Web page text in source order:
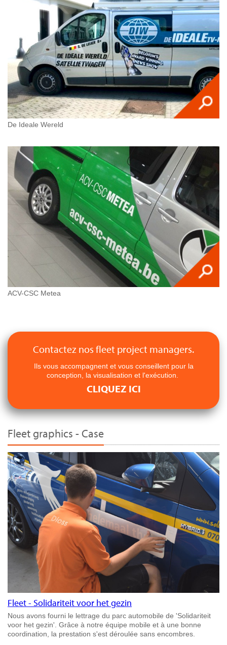
De Ideale Wereld
ACV-CSC Metea
Contactez nos fleet project managers.
Ils vous accompagnent et vous conseillent pour la
conception, la visualisation et l'exécution.
CLIQUEZ ICI
Fleet graphics - Case
Fleet - Solidariteit voor het gezin
Nous avons fourni le lettrage du parc automobile de 'Solidariteit
voor het gezin'. Grâce à notre équipe mobile et à une bonne
coordination, la prestation s'est déroulée sans encombres.